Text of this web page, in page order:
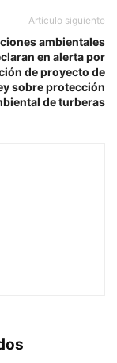
Artículo siguiente
ambientales
en alerta por
de proyecto de
sobre protección
de turberas